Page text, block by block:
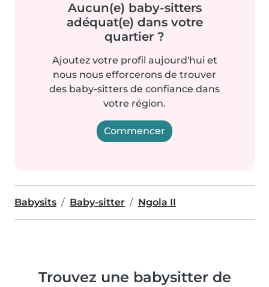
Aucun(e) baby-sitters
adéquat(e) dans votre
quartier ?
Ajoutez votre profil aujourd'hui et
nous nous efforcerons de trouver
des baby-sitters de confiance dans
votre région.
Commencer
Babysits Baby-sitter Ngola II
Trouvez une babysitter de